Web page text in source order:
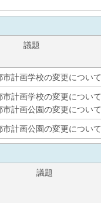
議題
市計画学校の変更について
市計画学校の変更について
市計画公園の変更について
市計画公園の変更について
議題